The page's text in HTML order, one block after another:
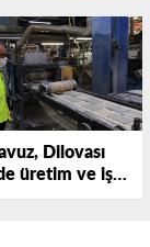
Dilovası
üretim ve iş
yerinde